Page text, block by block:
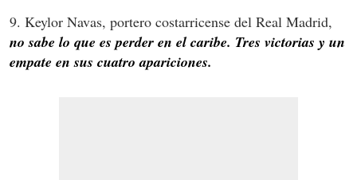
9. Keylor Navas, portero costarricense del Real Madrid,
no sabe lo que es perder en el caribe. Tres victorias y un
empate en sus cuatro apariciones.